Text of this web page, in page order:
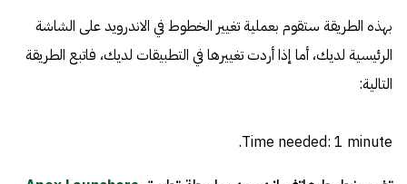
بهذه الطريقة ستقوم بعملية تغيير الخطوط في الاندرويد على الشاشة
الرئيسية لديك، أما إذا أردت تغييرها في التطبيقات لديك، فاتبع الطريقة
التالية:
Time needed: 1 minute.